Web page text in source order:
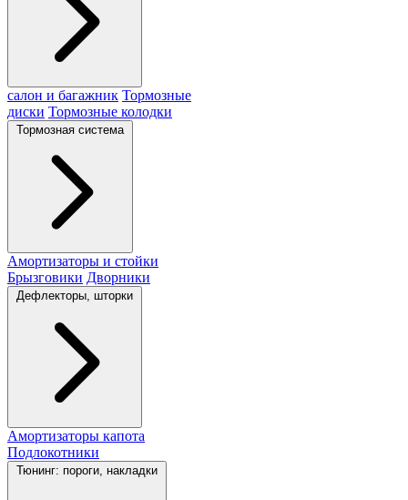
салон и багажник Тормозные
диски Тормозные колодки
Тормозная система
Амортизаторы и стойки
Брызговики Дворники
Дефлекторы, шторки
Амортизаторы капота
Подлокотники
Тюнинг: пороги, накладки